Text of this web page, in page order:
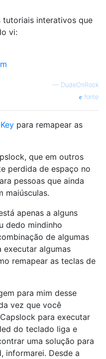
tutoriais interativos que
vi:
— DudeOnRock
fonte
para remapear as
que em outros
perdida de espaço no
pessoas que ainda
maiúsculas.
apenas a alguns
dedo mindinho
de algumas
executar algumas
remapear as teclas de
para mim desse
vez que você
para executar
do teclado liga e
uma solução para
informarei. Desde a